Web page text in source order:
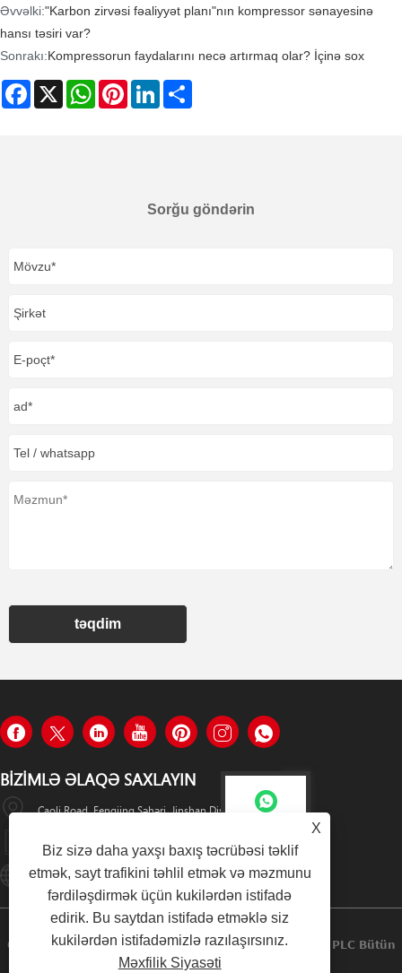
Əvvəlki:"Karbon zirvəsi fəaliyyət planı"nın kompressor sənayesinə
hansı təsiri var?
Sonrakı:Kompressorun faydalarını necə artırmaq olar? İçinə sox
Facebook
X WhatsAppPinterestLinkedIn
Sorğu göndərin
təqdim
BIZIMLƏ ƏLAQƏ SAXLAYIN
Caoli Road, Fengjing Şəhəri, Jinshan District, Şanxay, Çin
+8615800685506
Online-Service01@gesosystems.com
Copyright © 2024 Shanghai Geso Systems Industrial PLC Bütün
X
Biz sizə daha yaxşı baxış təcrübəsi təklif
etmək, sayt trafikini təhlil etmək və məzmunu
fərdiləşdirmək üçün kukilərdən istifadə
edirik. Bu saytdan istifadə etməklə siz
kukilərdən istifadəmizlə razılaşırsınız.
Məxfilik Siyasəti